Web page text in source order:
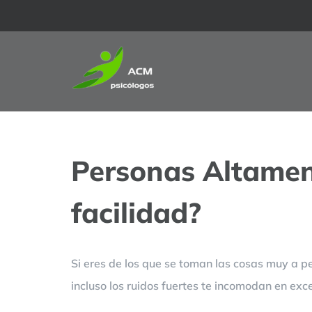
al
Personas
facilidad?
Si eres de los que se toman las cosas muy a
incluso los ruidos fuertes te incomodan en